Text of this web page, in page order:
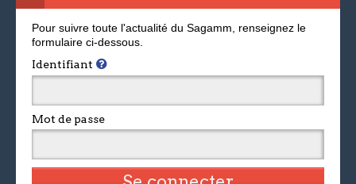
Pour suivre toute l'actualité du Sagamm, renseignez le
formulaire ci-dessous.
Identifiant
Mot de passe